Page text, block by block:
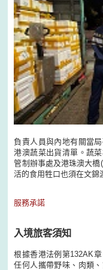
負責人員與內地有關當
港澳蔬菜出貨清單。蔬
管制辦事處及港珠澳大橋
活的食用牲口也須在文錦
服務承諾
入境旅客須知
根據香港法例第132AK
任何人攜帶野味、肉類